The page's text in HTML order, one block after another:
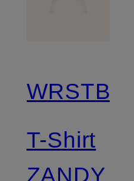
T-Shirt
ZANDY